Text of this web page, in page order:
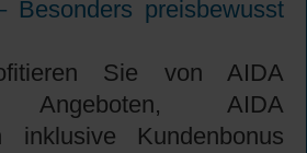
Besonders preisbewusst
Sie von AIDA
Angeboten, AIDA
inklusive Kundenbonus